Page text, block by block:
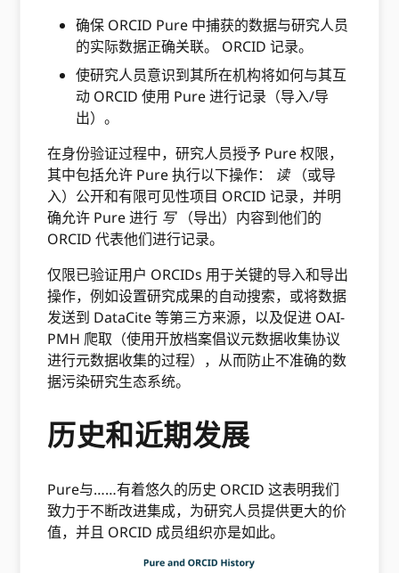
确保 ORCID Pure 中捕获的数据与研究人员
的实际数据正确关联。 ORCID 记录。
使研究人员意识到其所在机构将如何与其互
动 ORCID 使用 Pure 进行记录（导入/导
出）。
在身份验证过程中，研究人员授予 Pure 权限，
其中包括允许 Pure 执行以下操作： 读（或导
入）公开和有限可见性项目 ORCID 记录，并明
确允许 Pure 进行 写（导出）内容到他们的
ORCID 代表他们进行记录。
仅限已验证用户 ORCIDs 用于关键的导入和导出
操作，例如设置研究成果的自动搜索，或将数据
发送到 DataCite 等第三方来源，以及促进 OAI-
PMH 爬取（使用开放档案倡议元数据收集协议
进行元数据收集的过程），从而防止不准确的数
据污染研究生态系统。
历史和近期发展
Pure与……有着悠久的历史 ORCID 这表明我们
致力于不断改进集成，为研究人员提供更大的价
值，并且 ORCID 成员组织亦是如此。